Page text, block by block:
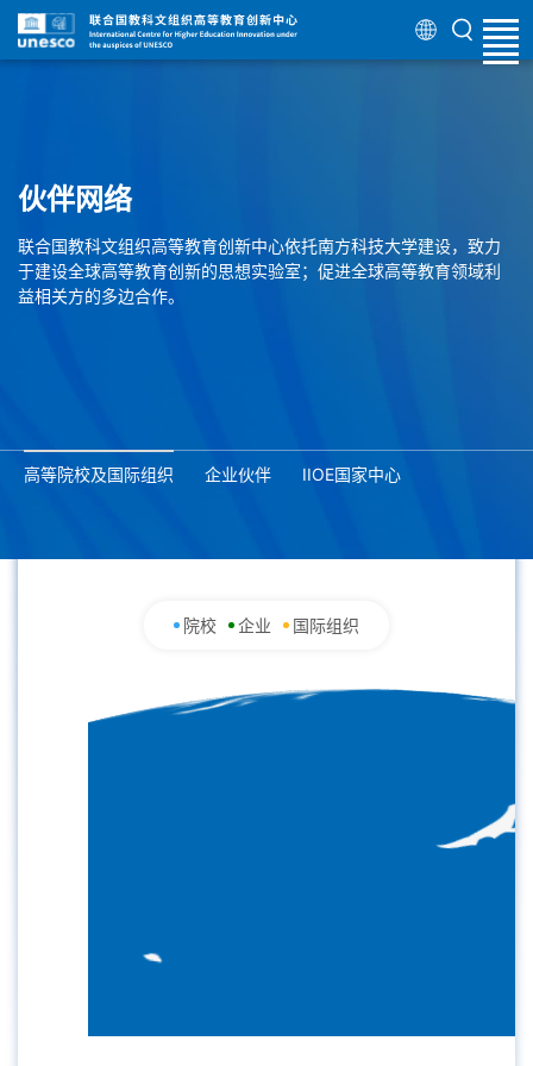
伙伴网络
联合国教科文组织高等教育创新中心依托南方科技大学建设，致力
于建设全球高等教育创新的思想实验室；促进全球高等教育领域利
益相关方的多边合作。
高等院校及国际组织 企业伙伴 IIOE国家中心
院校 企业 国际组织